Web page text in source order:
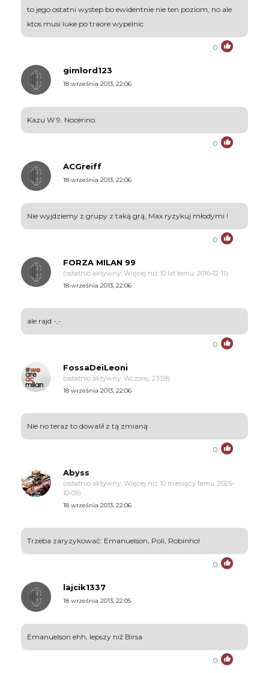
to jego ostatni wystep bo ewidentnie nie ten poziom, no ale
ktos musi luke po traore wypelnic
0
gimlord123
18 września 2013, 22:06
Kazu W 9. Nocerino.
0
ACGreiff
18 września 2013, 22:06
Nie wyjdziemy z grupy z taką grą, Max ryzykuj młodymi !
0
FORZA MILAN 99
(ostatnio aktywny: Więcej niż 10 lat temu, 2016-12-11)
18 września 2013, 22:06
ale rajd -,-
0
FossaDeiLeoni
(ostatnio aktywny: Wczoraj, 23:59)
18 września 2013, 22:06
Nie no teraz to dowalił z tą zmianą
0
Abyss
(ostatnio aktywny: Więcej niż 10 miesięcy temu, 2025-
10-05)
18 września 2013, 22:06
Trzeba zaryzykować: Emanuelson, Poli, Robinho!
0
lajcik1337
18 września 2013, 22:05
Emanuelson ehh, lepszy niż Birsa
0